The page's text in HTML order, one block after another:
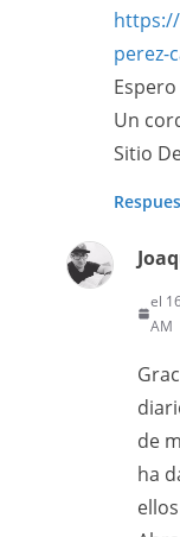
perez-
Un
Sitio
el
AM
de
ha